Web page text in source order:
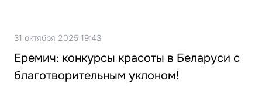
31 октября 2025 19:43
Еремич: конкурсы красоты в Беларуси с
благотворительным уклоном!